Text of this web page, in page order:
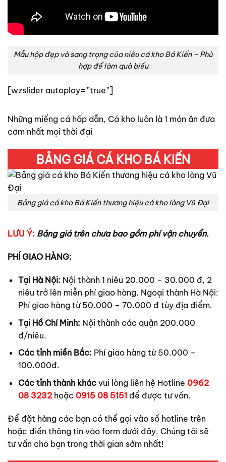
Mẫu hộp đẹp và sang trọng của niêu cá kho Bá Kiến – Phù
hợp để làm quà biếu
[wzslider autoplay=”true”]
Những miếng cá hấp dẫn, Cá kho luôn là 1 món ăn đưa
cơm nhất mọi thời đại
BẢNG GIÁ CÁ KHO BÁ KIẾN
Bảng giá cá kho Bá Kiến thương hiệu cá kho làng Vũ Đại
LƯU Ý: Bảng giá trên chưa bao gồm phí vận chuyển.
PHÍ GIAO HÀNG:
Tại Hà Nội: Nội thành 1 niêu 20.000 – 30.000 đ, 2
niêu trở lên miễn phí giao hàng. Ngoại thành Hà Nội:
Phí giao hàng từ 50.000 – 70.000 đ tùy địa điểm.
Tại Hồ Chí Minh: Nội thành các quận 200.000
đ/niêu.
Các tỉnh miền Bắc: Phí giao hàng từ 50.000 –
100.000đ.
Các tỉnh thành khácvui lòng liên hệ Hotline 0962
08 3232hoặc 0915 08 5151 để được tư vấn.
Để đặt hàng các bạn có thể gọi vào số hotline trên
hoặc điền thông tin vào form dưới đây. Chúng tôi sẽ
tư vấn cho bạn trong thời gian sớm nhất!